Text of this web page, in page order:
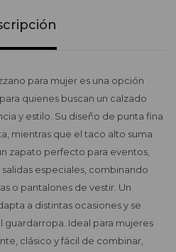
para mujer es una opción
quienes buscan un calzado
y estilo. Su diseño de punta fina
mientras que el taco alto suma
zapato perfecto para eventos,
especiales, combinando
o pantalones de vestir. Un
a distintas ocasiones y se
Ideal para mujeres
clásico y fácil de combinar,